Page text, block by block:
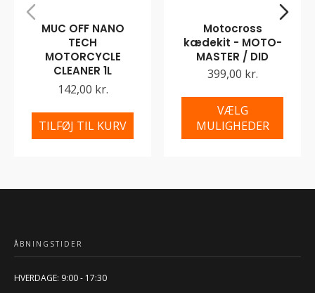
MUC OFF NANO
TECH
MOTORCYCLE
CLEANER 1L
142,00 kr.
TILFØJ TIL KURV
Motocross
kædekit - MOTO-
MASTER / DID
399,00 kr.
VÆLG
MULIGHEDER
ÅBNINGSTIDER
HVERDAGE: 9:00 - 17:30